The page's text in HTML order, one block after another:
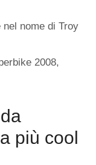
nome di Troy
2008,
più cool